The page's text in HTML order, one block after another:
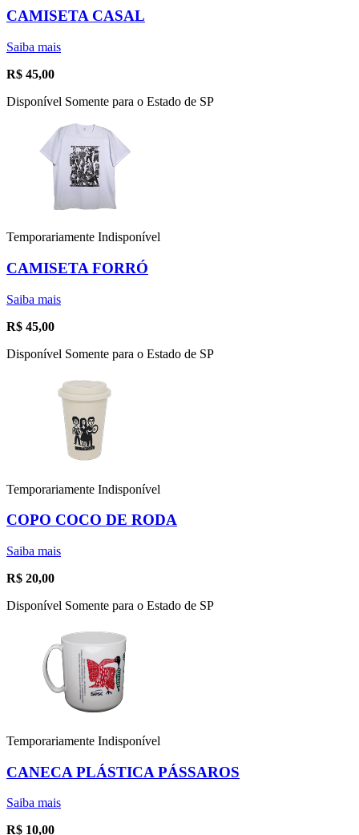
CAMISETA CASAL
Saiba mais
R$ 45,00
Disponível Somente para o Estado de SP
Temporariamente Indisponível
CAMISETA FORRÓ
Saiba mais
R$ 45,00
Disponível Somente para o Estado de SP
Temporariamente Indisponível
COPO COCO DE RODA
Saiba mais
R$ 20,00
Disponível Somente para o Estado de SP
Temporariamente Indisponível
CANECA PLÁSTICA PÁSSAROS
Saiba mais
R$ 10,00